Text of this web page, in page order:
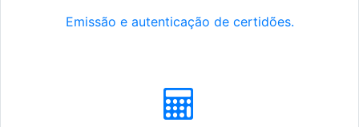
Emissão e autenticação de certidões.